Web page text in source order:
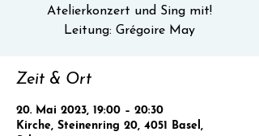
Atelierkonzert und Sing mit!
Leitung: Grégoire May
Zeit & Ort
20. Mai 2023, 19:00 – 20:30
Kirche, Steinenring 20, 4051 Basel,